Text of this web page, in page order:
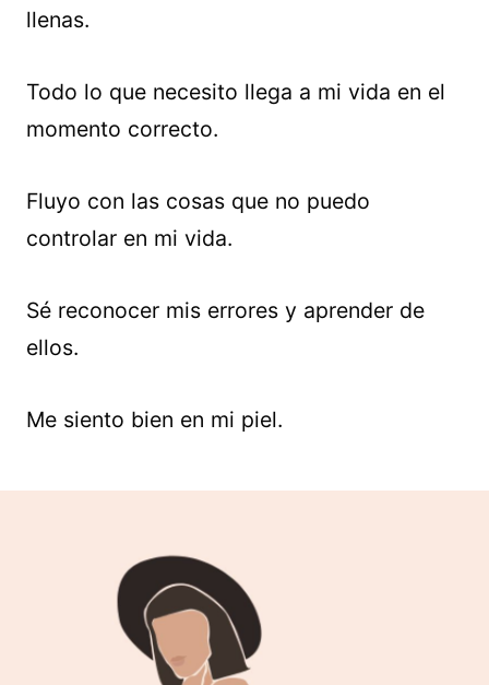
llenas.
Todo lo que necesito llega a mi vida en el
momento correcto.
Fluyo con las cosas que no puedo
controlar en mi vida.
Sé reconocer mis errores y aprender de
ellos.
Me siento bien en mi piel.